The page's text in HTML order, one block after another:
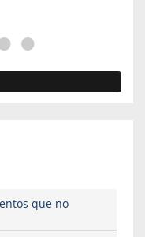
que no